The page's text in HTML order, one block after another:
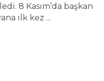
8 Kasım’da başkan
ilk kez ...